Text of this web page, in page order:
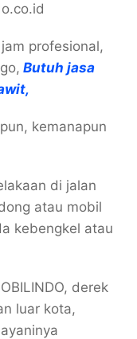
profesional,
Butuh jasa
kemanapun
di jalan
atau mobil
kebengkel atau
derek
luar kota,